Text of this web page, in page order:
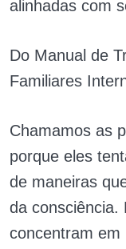
alinhadas com
Do Manual de
Familiares
Chamamos as
porque eles
de maneiras
da consciência.
concentram em